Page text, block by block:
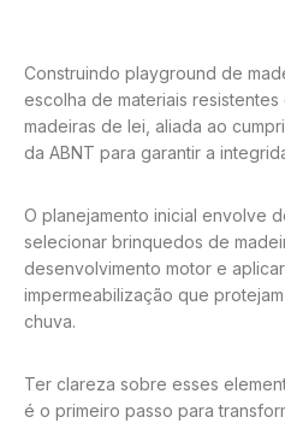
Construindo playground de
escolha de materiais
madeiras de lei, aliada ao
da ABNT para garantir a
O planejamento inicial envolve
selecionar brinquedos de
desenvolvimento motor e
impermeabilização que
chuva.
Ter clareza sobre esses
é o primeiro passo para